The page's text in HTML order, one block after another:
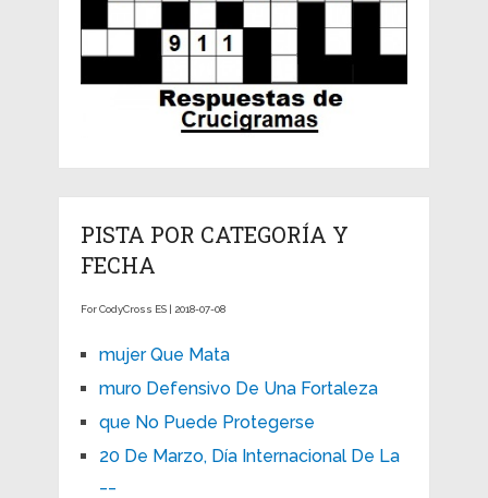
PISTA POR CATEGORÍA Y
FECHA
For CodyCross ES | 2018-07-08
mujer Que Mata
muro Defensivo De Una Fortaleza
que No Puede Protegerse
20 De Marzo, Día Internacional De La